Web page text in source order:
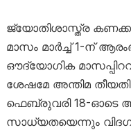
ജ്യോതിശാസ്ത്ര
മാസം മാർച്ച് 1-ന്
ഔദ്യോഗിക
ശേഷമേ അന്തിമ തീയതി
ഫെബ്രുവരി 18-ഓടെ
സാധ്യതയെന്നും